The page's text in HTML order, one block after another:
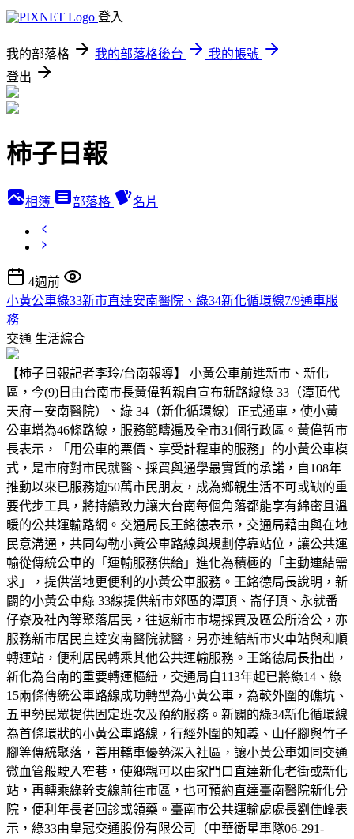
登入
我的部落格 我的部落格後台
我的帳號
登出
柿子日報
相簿 部落格 名片
4週前
小黃公車綠33新市直達安南醫院、綠34新化循環線7/9通車服
務
交通 生活綜合
【柿子日報記者李玲/台南報導】 小黃公車前進新市、新化
區，今(9)日由台南市長黃偉哲親自宣布新路線綠 33（潭頂代
天府－安南醫院）、綠 34（新化循環線）正式通車，使小黃
公車增為46條路線，服務範疇遍及全市31個行政區。黃偉哲市
長表示，「用公車的票價、享受計程車的服務」的小黃公車模
式，是市府對市民就醫、採買與通學最實質的承諾，自108年
推動以來已服務逾50萬市民朋友，成為鄉親生活不可或缺的重
要代步工具，將持續致力讓大台南每個角落都能享有綿密且溫
暖的公共運輸路網。交通局長王銘德表示，交通局藉由與在地
民意溝通，共同勾勒小黃公車路線與規劃停靠站位，讓公共運
輸從傳統公車的「運輸服務供給」進化為積極的「主動連結需
求」，提供當地更便利的小黃公車服務。王銘德局長說明，新
闢的小黃公車綠 33線提供新市郊區的潭頂、崙仔頂、永就番
仔寮及社內等聚落居民，往返新市市場採買及區公所洽公，亦
服務新市居民直達安南醫院就醫，另亦連結新市火車站與和順
轉運站，便利居民轉乘其他公共運輸服務。王銘德局長指出，
新化為台南的重要轉運樞紐，交通局自113年起已將綠14、綠
15兩條傳統公車路線成功轉型為小黃公車，為較外圍的礁坑、
五甲勢民眾提供固定班次及預約服務。新闢的綠34新化循環線
為首條環狀的小黃公車路線，行經外圍的知義、山仔腳與竹子
腳等傳統聚落，善用轎車優勢深入社區，讓小黃公車如同交通
微血管般駛入窄巷，使鄉親可以由家門口直達新化老街或新化
站，再轉乘綠幹支線前往市區，也可預約直達臺南醫院新化分
院，便利年長者回診或領藥。臺南市公共運輸處處長劉佳峰表
示，綠33由皇冠交通股份有限公司（中華衛星車隊06-291-